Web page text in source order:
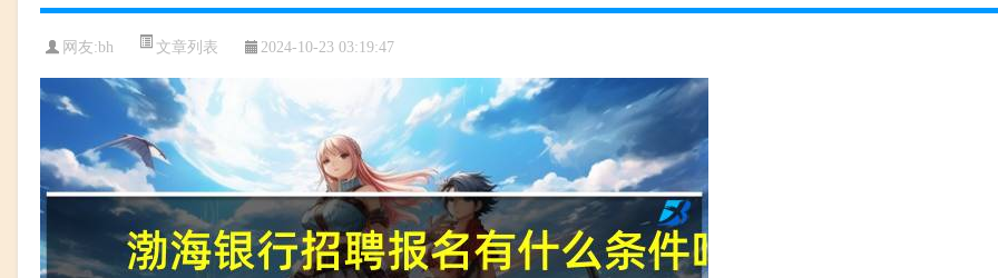
网友:bh 文章列表 2024-10-23 03:19:47